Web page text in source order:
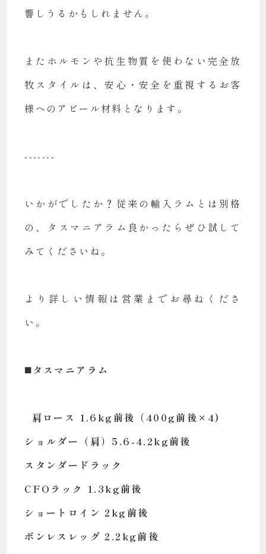
響しうるかもしれません。
またホルモンや抗生物質を使わない完全放
牧スタイルは、安心・安全を重視するお客
様へのアピール材料となります。
-------
いかがでしたか？従来の輸入ラムとは別格
の、タスマニアラム良かったらぜひ試して
みてくださいね。
より詳しい情報は営業までお尋ねくださ
い。
◼️タスマニアラム
肩ロース 1.6kg前後（400g前後×4)
ショルダー（肩）5.6-4.2kg前後
スタンダードラック
CFOラック 1.3kg前後
ショートロイン 2kg前後
ボンレスレッグ 2.2kg前後